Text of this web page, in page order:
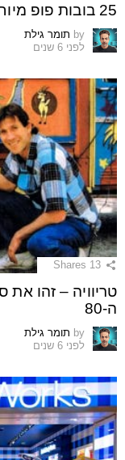
25 בובות פופ מיוחדות שלא תמצאו בחנויות צעצועים
by תומר גילת
לפני 6 שנים
13
Shares
טריוויה – זהו את
ה-80
by תומר גילת
לפני 6 שנים